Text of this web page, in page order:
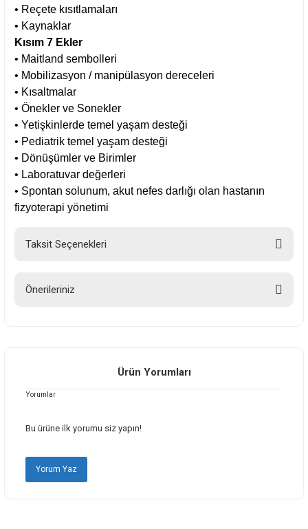
• Reçete kısıtlamaları
• Kaynaklar
Kısım 7 Ekler
• Maitland sembolleri
• Mobilizasyon / manipülasyon dereceleri
• Kısaltmalar
• Önekler ve Sonekler
• Yetişkinlerde temel yaşam desteği
• Pediatrik temel yaşam desteği
• Dönüşümler ve Birimler
• Laboratuvar değerleri
• Spontan solunum, akut nefes darlığı olan hastanın
fizyoterapi yönetimi
Taksit Seçenekleri
Önerileriniz
Ürün resmi kalitesiz, bozuk veya görüntülenemiyor.
Ürün bilgilerinde hatalar bulunuyor.
Bu ürüne benzer farklı alternatifler olmalı.
Ürün Yorumları
Yorumlar
Bu ürüne ilk yorumu siz yapın!
Yorum Yaz